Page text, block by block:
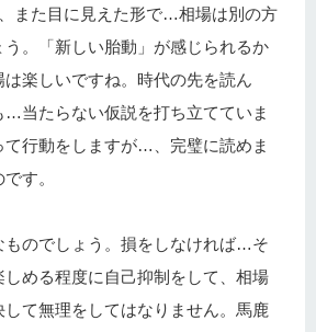
また目に見えた形で…相場は別の方
。「新しい胎動」が感じられるか
は楽しいですね。時代の先を読ん
…当たらない仮説を打ち立てていま
て行動をしますが…、完璧に読めま
す。
のでしょう。損をしなければ…そ
める程度に自己抑制をして、相場
て無理をしてはなりません。馬鹿